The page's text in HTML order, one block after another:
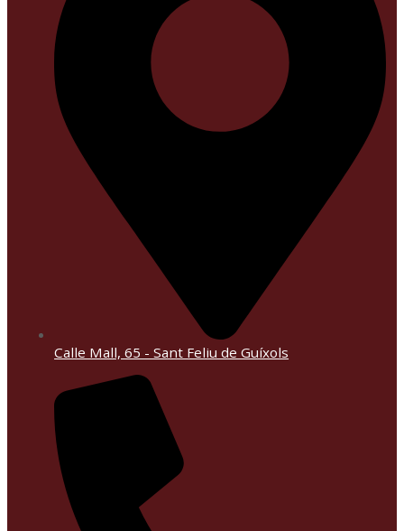
Calle Mall, 65 - Sant Feliu de Guíxols